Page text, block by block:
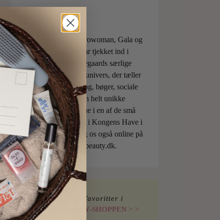
ELLE, Vogue, Eurowoman, Gala og
Aftonbladet har tjekket ind i
Charlotte Torpegaards særlige
ILOVEBEAUTYunivers, der tæller
både skønhedsblog, bøger, sociale
medier og den helt unikke
skønhedsboutique i en af de små
berømte pavilloner i Kongens Have i
København. Besøg os også online på
shop.ilovebeauty.dk.
Find mine favoritter i
I LOVE BEAUTY-SHOPPEN > >